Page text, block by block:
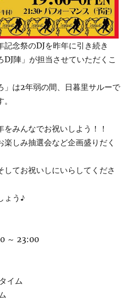
記念祭のDJを昨年に引き続き
DJ陣」が担当させていただくこ
」は2年弱の間、日暮里サルーで
をみんなでお祝いしよう！！
楽しみ抽選会など企画盛りだく
してお祝いしにいらしてくださ
ょう♪
～ 23:00
イム